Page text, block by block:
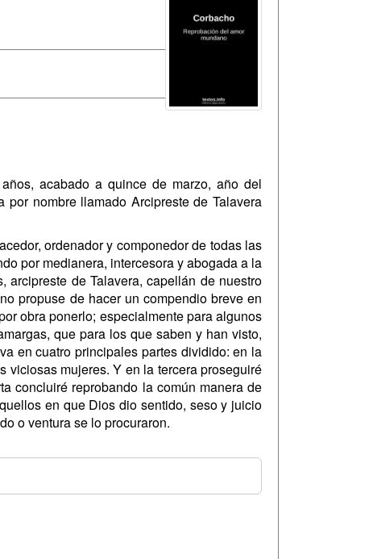
acabado a quince de marzo, año del
nombre llamado Arcipreste de Talavera
ordenador y componedor de todas las
por medianera, intercesora y abogada a la
de Talavera, capellán de nuestro
propuse de hacer un compendio breve en
obra ponerlo; especialmente para algunos
que para los que saben y han visto,
en cuatro principales partes dividido: en la
viciosas mujeres. Y en la tercera proseguiré
concluiré reprobando la común manera de
en que Dios dio sentido, seso y juicio
o ventura se lo procuraron.